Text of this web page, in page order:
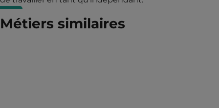
Métiers similaires